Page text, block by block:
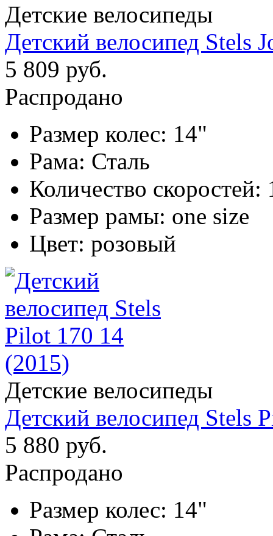
Детские велосипеды
Детский велосипед Stels
5 809 руб.
Распродано
Размер колес: 14"
Рама: Сталь
Количество скоростей:
Размер рамы: one size
Цвет: розовый
Детские велосипеды
Детский велосипед Stels
5 880 руб.
Распродано
Размер колес: 14"